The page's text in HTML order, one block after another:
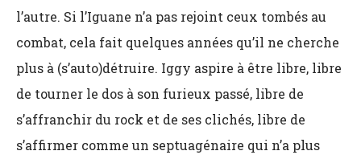
l’autre. Si l’Iguane n’a pas rejoint ceux tombés au
combat, cela fait quelques années qu’il ne cherche
plus à (s’auto)détruire. Iggy aspire à être libre, libre
de tourner le dos à son furieux passé, libre de
s’affranchir du rock et de ses clichés, libre de
s’affirmer comme un septuagénaire qui n’a plus